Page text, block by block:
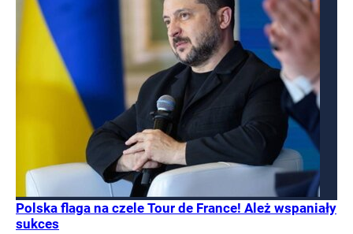
Polska flaga na czele Tour de France! Ależ wspaniały
sukces